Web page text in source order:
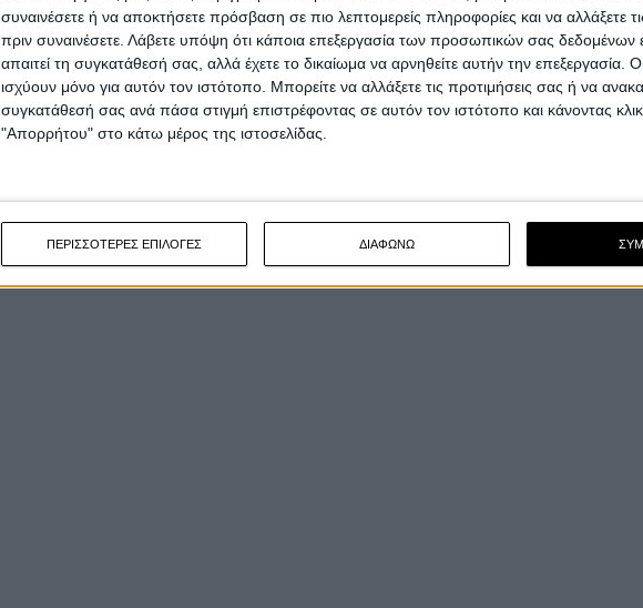
συναινέσετε ή να αποκτήσετε πρόσβαση σε πιο λεπτομερείς πληροφορίες και να αλλάξετε
πριν συναινέσετε. Λάβετε υπόψη ότι κάποια επεξεργασία των προσωπικών σας δεδομένων
απαιτεί τη συγκατάθεσή σας, αλλά έχετε το δικαίωμα να αρνηθείτε αυτήν την επεξεργασία.
ισχύουν μόνο για αυτόν τον ιστότοπο. Μπορείτε να αλλάξετε τις προτιμήσεις σας ή να
συγκατάθεσή σας ανά πάσα στιγμή επιστρέφοντας σε αυτόν τον ιστότοπο και κάνοντας
"Απορρήτου" στο κάτω μέρος της ιστοσελίδας.
ΠΕΡΙΣΣΟΤΕΡΕΣ ΕΠΙΛΟΓΕΣ ΔΙΑΦΩΝΩ